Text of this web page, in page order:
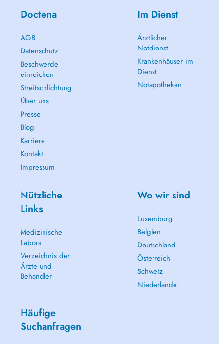
Doctena
AGB
Datenschutz
Beschwerde
einreichen
Streitschlichtung
Über uns
Presse
Blog
Karriere
Kontakt
Impressum
Im Dienst
Ärztlicher
Notdienst
Krankenhäuser im
Dienst
Notapotheken
Nützliche
Links
Medizinische
Labors
Verzeichnis der
Ärzte und
Behandler
Wo wir sind
Luxemburg
Belgien
Deutschland
Österreich
Schweiz
Niederlande
Häufige
Suchanfragen